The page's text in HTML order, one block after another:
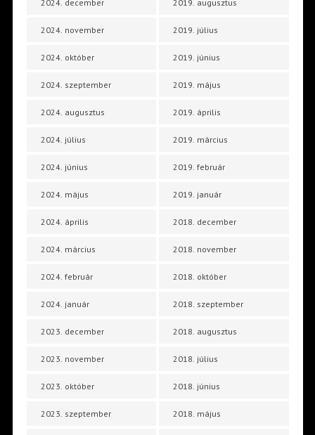
2024. december
2024. november
2024. október
2024. szeptember
2024. augusztus
2024. július
2024. június
2024. május
2024. április
2024. március
2024. február
2024. január
2023. december
2023. november
2023. október
2023. szeptember
2019. augusztus
2019. július
2019. június
2019. május
2019. április
2019. március
2019. február
2019. január
2018. december
2018. november
2018. október
2018. szeptember
2018. augusztus
2018. július
2018. június
2018. május